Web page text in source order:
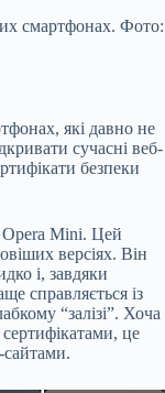
смартфонах. Фото:
які давно не
сучасні веб-
безпеки
Opera Mini. Цей
версіях. Він
і, завдяки
справляється із
“залізі”. Хоча
це
сайтами.